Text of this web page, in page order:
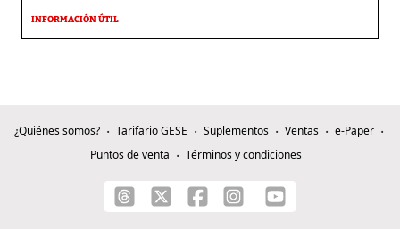
INFORMACIÓN ÚTIL
¿Quiénes somos? Tarifario GESE Suplementos Ventas
e-Paper
Puntos de venta
Términos y condiciones